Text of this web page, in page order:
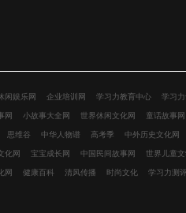
闲娱乐网 企业培训网 学习力教育中心 学习
网 小故事大全网 世界休闲文化网 童话故事网
思维谷 中华人物谱 高考季 中外历史文化网
化网 宝宝成长网 中国民间故事网 世界儿童文
网 健康百科 清风传播 时尚文化 学习力测评